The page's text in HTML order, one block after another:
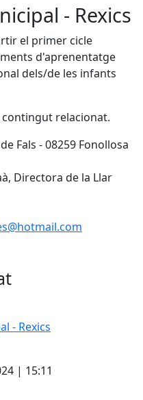
- Rexics
el primer cicle
d'aprenentatge
dels/de les infants
relacionat.
Fals - 08259 Fonollosa
Directora de la Llar
- Rexics
| 15:11